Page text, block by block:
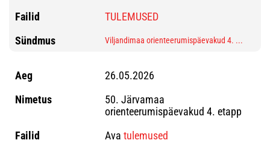
TULEMUSED
Viljandimaa orienteerumispäevakud 4. ...
26.05.2026
50. Järvamaa
orienteerumispäevakud 4. etapp
Ava tulemused